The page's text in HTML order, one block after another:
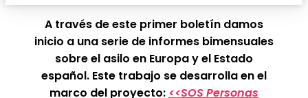
A través de este primer boletín damos
inicio a una serie de informes bimensuales
sobre el asilo en Europa y el Estado
español. Este trabajo se desarrolla en el
marco del proyecto: <<SOS Personas